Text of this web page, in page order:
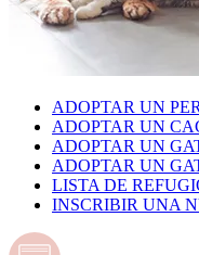
ADOPTAR UN
ADOPTAR UN
ADOPTAR UN
ADOPTAR UN
LISTA DE
INSCRIBIR UNA